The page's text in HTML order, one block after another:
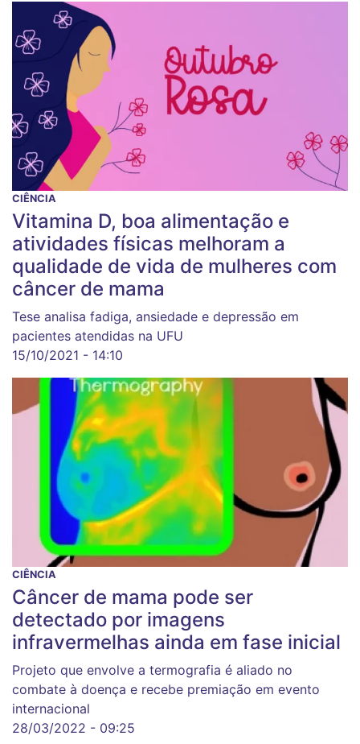
CIÊNCIA
Vitamina D, boa alimentação e
atividades físicas melhoram a
qualidade de vida de mulheres com
câncer de mama
Tese analisa fadiga, ansiedade e depressão em
pacientes atendidas na UFU
15/10/2021 - 14:10
CIÊNCIA
Câncer de mama pode ser
detectado por imagens
infravermelhas ainda em fase inicial
Projeto que envolve a termografia é aliado no
combate à doença e recebe premiação em evento
internacional
28/03/2022 - 09:25